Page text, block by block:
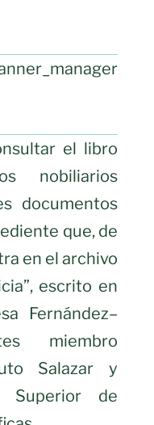
el libro
nobiliarios
documentos
que, de
en el archivo
escrito en
Fernández–
miembro
Salazar y
Superior de